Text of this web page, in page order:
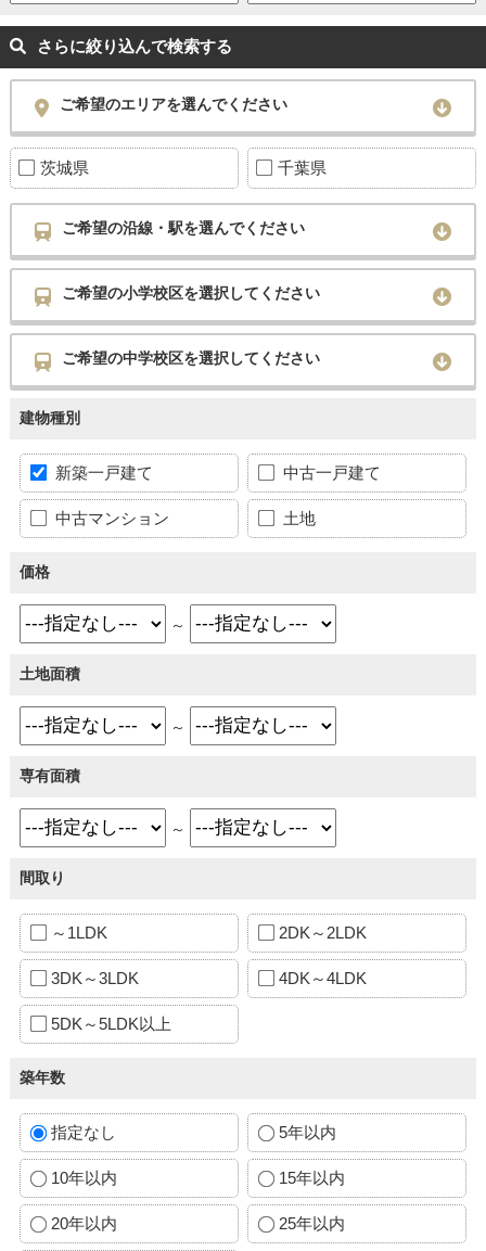
さらに絞り込んで検索する
ご希望のエリアを選んでください
茨城県 千葉県
ご希望の沿線・駅を選んでください
ご希望の小学校区を選択してください
ご希望の中学校区を選択してください
建物種別
新築一戸建て 中古一戸建て
中古マンション 土地
価格
～
土地面積
～
専有面積
～
間取り
～1LDK 2DK～2LDK
3DK～3LDK 4DK～4LDK
5DK～5LDK以上
築年数
指定なし 5年以内
10年以内 15年以内
20年以内 25年以内